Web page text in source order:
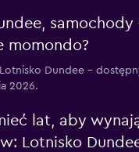
samochody
momondo?
Dundee –
2026.
lat, aby
Lotnisko